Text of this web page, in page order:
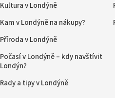
Kultura v Londýně
Kam v Londýně na nákupy?
Příroda v Londýně
Počasí v Londýně – kdy navštívit
Londýn?
Rady a tipy v Londýně